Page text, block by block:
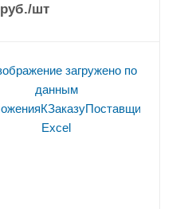
руб./шт